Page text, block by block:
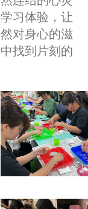
习体验，让
对身心的滋
找到片刻的